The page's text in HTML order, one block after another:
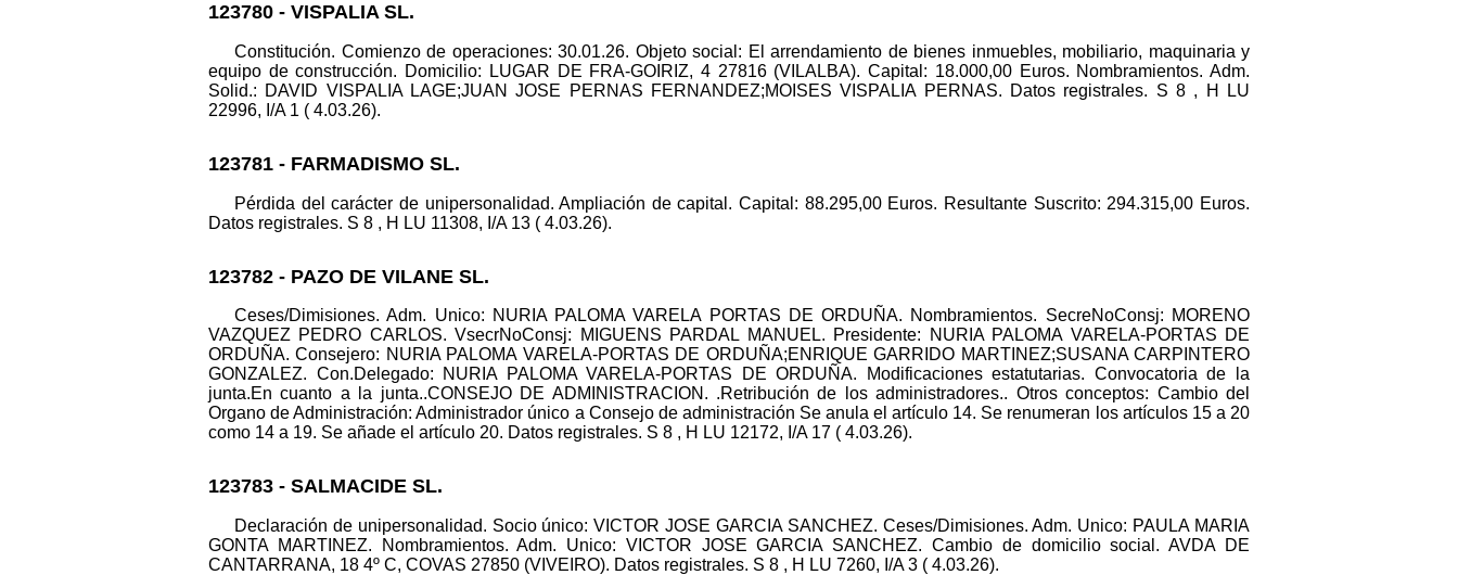
123780 - VISPALIA SL.
Constitución. Comienzo de operaciones: 30.01.26. Objeto social: El arrendamiento de bienes inmuebles, mobiliario, maquinaria y
equipo de construcción. Domicilio: LUGAR DE FRA-GOIRIZ, 4 27816 (VILALBA). Capital: 18.000,00 Euros. Nombramientos. Adm.
Solid.: DAVID VISPALIA LAGE;JUAN JOSE PERNAS FERNANDEZ;MOISES VISPALIA PERNAS. Datos registrales. S 8 , H LU
22996, I/A 1 ( 4.03.26).
123781 - FARMADISMO SL.
Pérdida del carácter de unipersonalidad. Ampliación de capital. Capital: 88.295,00 Euros. Resultante Suscrito: 294.315,00 Euros.
Datos registrales. S 8 , H LU 11308, I/A 13 ( 4.03.26).
123782 - PAZO DE VILANE SL.
Ceses/Dimisiones. Adm. Unico: NURIA PALOMA VARELA PORTAS DE ORDUÑA. Nombramientos. SecreNoConsj: MORENO
VAZQUEZ PEDRO CARLOS. VsecrNoConsj: MIGUENS PARDAL MANUEL. Presidente: NURIA PALOMA VARELA-PORTAS DE
ORDUÑA. Consejero: NURIA PALOMA VARELA-PORTAS DE ORDUÑA;ENRIQUE GARRIDO MARTINEZ;SUSANA CARPINTERO
GONZALEZ. Con.Delegado: NURIA PALOMA VARELA-PORTAS DE ORDUÑA. Modificaciones estatutarias. Convocatoria de la
junta.En cuanto a la junta..CONSEJO DE ADMINISTRACION. .Retribución de los administradores.. Otros conceptos: Cambio del
Organo de Administración: Administrador único a Consejo de administración Se anula el artículo 14. Se renumeran los artículos 15 a 20
como 14 a 19. Se añade el artículo 20. Datos registrales. S 8 , H LU 12172, I/A 17 ( 4.03.26).
123783 - SALMACIDE SL.
Declaración de unipersonalidad. Socio único: VICTOR JOSE GARCIA SANCHEZ. Ceses/Dimisiones. Adm. Unico: PAULA MARIA
GONTA MARTINEZ. Nombramientos. Adm. Unico: VICTOR JOSE GARCIA SANCHEZ. Cambio de domicilio social. AVDA DE
CANTARRANA, 18 4º C, COVAS 27850 (VIVEIRO). Datos registrales. S 8 , H LU 7260, I/A 3 ( 4.03.26).